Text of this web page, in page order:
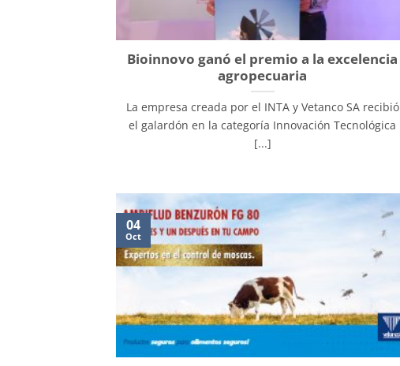
Bioinnovo ganó el premio a la excelencia
agropecuaria
La empresa creada por el INTA y Vetanco SA recibió
el galardón en la categoría Innovación Tecnológica
[...]
04
Oct